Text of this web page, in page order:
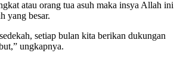
atau orang tua asuh maka insya Allah ini
yang besar.
setiap bulan kita berikan dukungan
ungkapnya.